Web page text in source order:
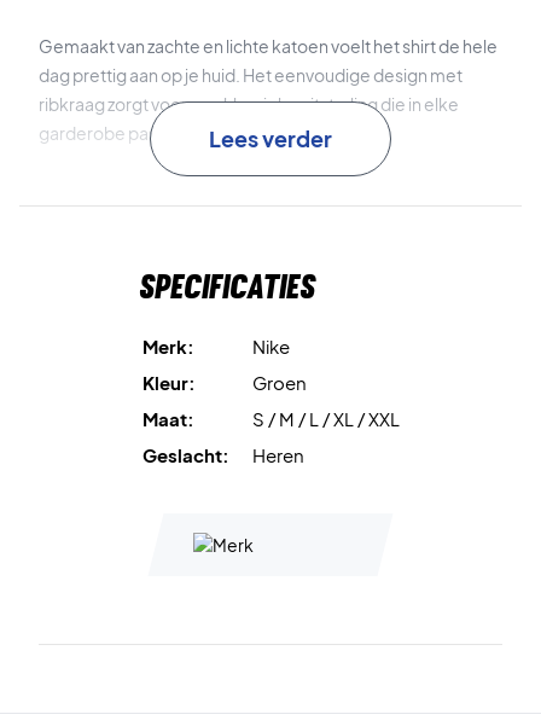
Gemaakt van zachte en lichte katoen voelt het shirt de hele
dag prettig aan op je huid. Het eenvoudige design met
ribkraag zorgt voor een klassieke uitstraling die in elke
garderobe past.
: 100% katoen.
Barely Green.
Lees verder
Specificaties
Merk:
Nike
Kleur:
Groen
Maat:
S / M / L / XL / XXL
Geslacht:
Heren